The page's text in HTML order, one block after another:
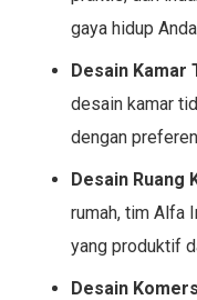
gaya hidup
Desain Kamar
desain kamar
dengan
Desain Ruang
rumah, tim Alfa
yang produktif
Desain